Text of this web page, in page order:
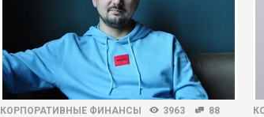
КОРПОРАТИВНЫЕ ФИНАНСЫ 3963 88